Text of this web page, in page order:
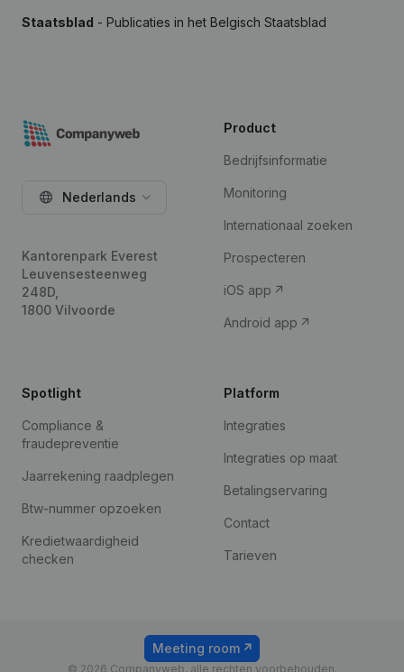
Staatsblad - Publicaties in het Belgisch Staatsblad
Nederlands
Kantorenpark Everest
Leuvensesteenweg
248D,
1800 Vilvoorde
Product
Bedrijfsinformatie
Monitoring
Internationaal zoeken
Prospecteren
iOS app
Android app
Spotlight
Compliance &
fraudepreventie
Jaarrekening raadplegen
Btw-nummer opzoeken
Kredietwaardigheid
checken
Platform
Integraties
Integraties op maat
Betalingservaring
Contact
Tarieven
© 2026 Companyweb, alle rechten voorbehouden.
Meeting room